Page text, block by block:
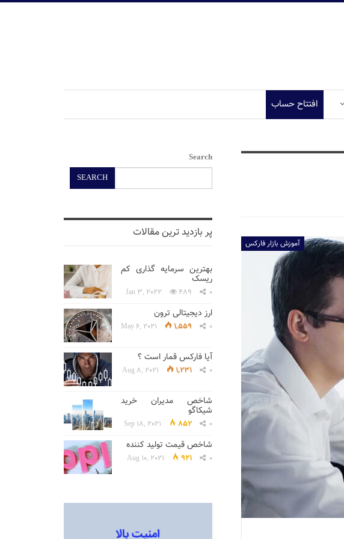
افتتاح حساب
آموزش بازار فارکس
Search
SEARCH
پر بازدید ترین مقالات
بهترین سرمایه گذاری کم
ریسک
Jan 3, 2022 489 0
ارز دیجیتالی ترون
May 6, 2021 1,559 0
آیا فارکس قمار است ؟
Aug 8, 2021 1,231 0
شاخص مدیران خرید
شیکاگو
Sep 18, 2021 852 0
شاخص قیمت تولید کننده
Aug 10, 2021 921 0